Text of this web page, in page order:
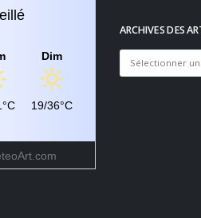
Dim
19/36°C
ARCHIVES DES
Archives
des